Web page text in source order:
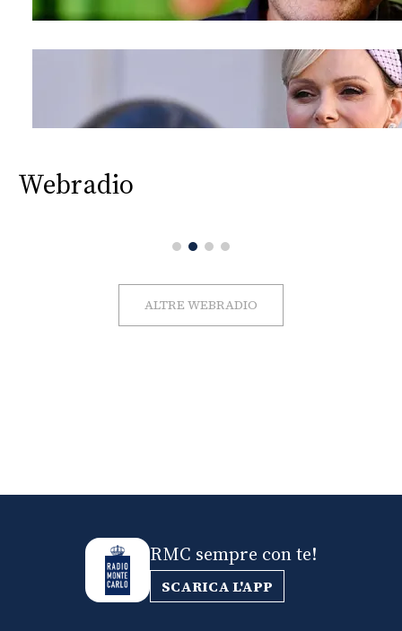
Webradio
ALTRE WEBRADIO
RMC sempre con te!
SCARICA L'APP